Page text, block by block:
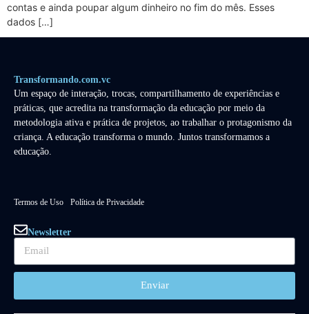
contas e ainda poupar algum dinheiro no fim do mês. Esses
dados […]
Transformando.com.vc
Um espaço de interação, trocas, compartilhamento de experiências e
práticas, que acredita na transformação da educação por meio da
metodologia ativa e prática de projetos, ao trabalhar o protagonismo da
criança. A educação transforma o mundo. Juntos transformamos a
educação.
Termos de Uso Política de Privacidade
Newsletter
Enviar